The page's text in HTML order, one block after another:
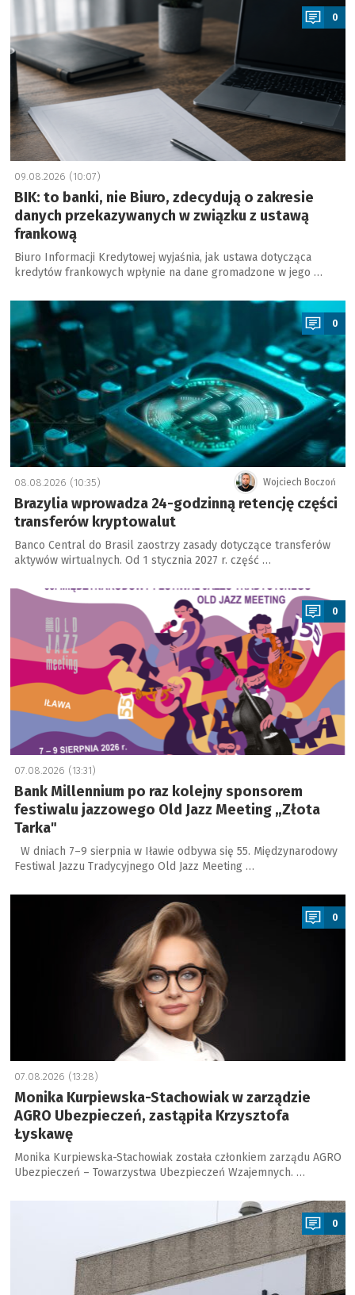
0
09.08.2026 (10:07)
BIK: to banki, nie Biuro, zdecydują o zakresie
danych przekazywanych w związku z ustawą
frankową
Biuro Informacji Kredytowej wyjaśnia, jak ustawa dotycząca
kredytów frankowych wpłynie na dane gromadzone w jego …
a
0
Wojciech Boczoń
08.08.2026 (10:35)
Brazylia wprowadza 24-godzinną retencję części
transferów kryptowalut
Banco Central do Brasil zaostrzy zasady dotyczące transferów
aktywów wirtualnych. Od 1 stycznia 2027 r. część …
a
0
07.08.2026 (13:31)
Bank Millennium po raz kolejny sponsorem
festiwalu jazzowego Old Jazz Meeting „Złota
Tarka"
W dniach 7–9 sierpnia w Iławie odbywa się 55. Międzynarodowy
Festiwal Jazzu Tradycyjnego Old Jazz Meeting …
a
0
07.08.2026 (13:28)
Monika Kurpiewska-Stachowiak w zarządzie
AGRO Ubezpieczeń, zastąpiła Krzysztofa
Łyskawę
Monika Kurpiewska-Stachowiak została członkiem zarządu AGRO
Ubezpieczeń – Towarzystwa Ubezpieczeń Wzajemnych. …
0